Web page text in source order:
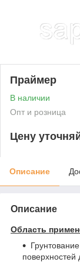
Праймер
В наличии
Опт и розница
Цену
Описание
Описание
Область